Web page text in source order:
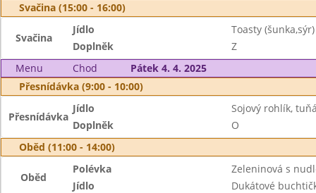
Svačina (15:00 - 16:00)
Svačina
Jídlo
Toasty (šunka,sýr)
Doplněk
Z
Menu
Chod
Pátek 4. 4. 2025
Přesnídávka (9:00 - 10:00)
Přesnídávka
Jídlo
Sojový rohlík,
Doplněk
O
Oběd (11:00 - 14:00)
Oběd
Polévka
Zeleninová s
Jídlo
Dukátové